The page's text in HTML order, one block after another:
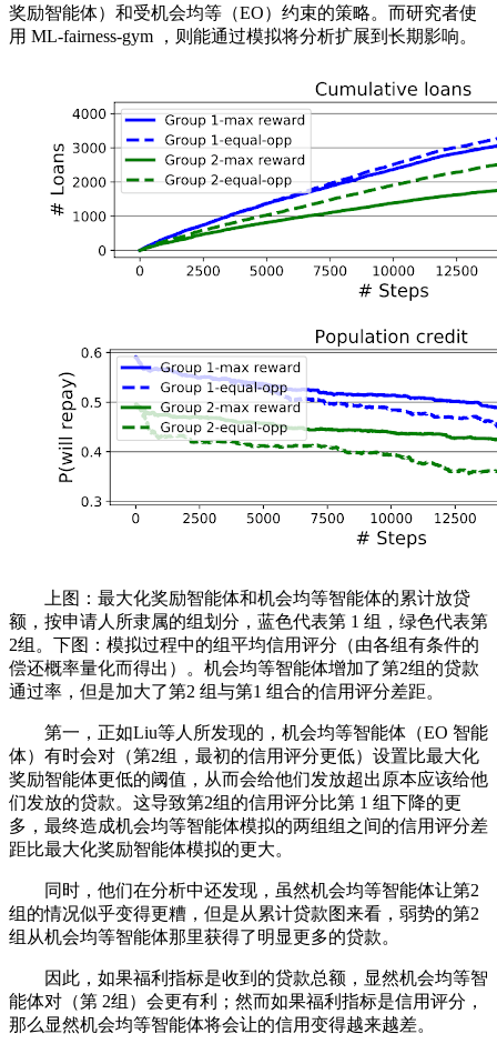
奖励智能体）和受机会均等（EO）约束的策略。而研究者使
用 ML-fairness-gym ，则能通过模拟将分析扩展到长期影响。
上图：最大化奖励智能体和机会均等智能体的累计放贷
额，按申请人所隶属的组划分，蓝色代表第 1 组，绿色代表第
2组。下图：模拟过程中的组平均信用评分（由各组有条件的
偿还概率量化而得出）。机会均等智能体增加了第2组的贷款
通过率，但是加大了第2 组与第1 组合的信用评分差距。
第一，正如Liu等人所发现的，机会均等智能体（EO 智能
体）有时会对（第2组，最初的信用评分更低）设置比最大化
奖励智能体更低的阈值，从而会给他们发放超出原本应该给他
们发放的贷款。这导致第2组的信用评分比第 1 组下降的更
多，最终造成机会均等智能体模拟的两组组之间的信用评分差
距比最大化奖励智能体模拟的更大。
同时，他们在分析中还发现，虽然机会均等智能体让第2
组的情况似乎变得更糟，但是从累计贷款图来看，弱势的第2
组从机会均等智能体那里获得了明显更多的贷款。
因此，如果福利指标是收到的贷款总额，显然机会均等智
能体对（第 2组）会更有利；然而如果福利指标是信用评分，
那么显然机会均等智能体将会让的信用变得越来越差。